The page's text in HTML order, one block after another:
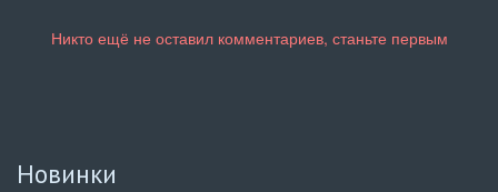
Новинки